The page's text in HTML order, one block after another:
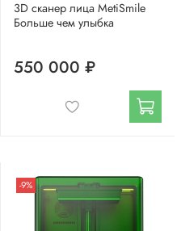
3D сканер лица MetiSmile
Больше чем улыбка
550 000 ₽
-9%